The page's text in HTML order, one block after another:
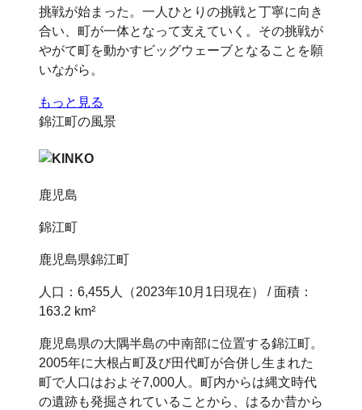
挑戦が始まった。一人ひとりの挑戦と丁寧に向き
合い、町が一体となって支えていく。その挑戦が
やがて町を動かすビッグウェーブとなることを願
いながら。
もっと見る
錦江町の風景
鹿児島
錦江町
鹿児島県錦江町
人口：6,455人（2023年10月1日現在） / 面積：
163.2 km²
鹿児島県の大隅半島の中南部に位置する錦江町。
2005年に大根占町及び田代町が合併し生まれた
町で人口はおよそ7,000人。町内からは縄文時代
の遺跡も発掘されていることから、はるか昔から